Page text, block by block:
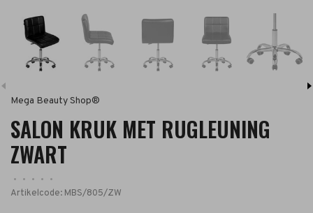
Mega Beauty Shop®
SALON KRUK MET RUGLEUNING
ZWART
• • • •
•
Artikelcode: MBS/805/ZW